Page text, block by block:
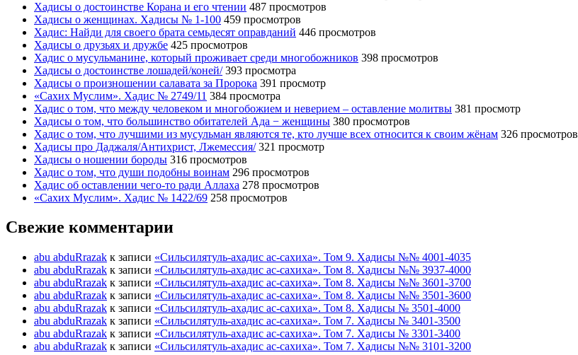
Хадисы о достоинстве Корана и его чтении 487 просмотров
Хадисы о женщинах. Хадисы № 1-100 459 просмотров
Хадис: Найди для своего брата семьдесят оправданий 446 просмотров
Хадисы о друзьях и дружбе 425 просмотров
Хадис о мусульманине, который проживает среди многобожников 398 просмотров
Хадисы о достоинстве лошадей/коней/ 393 просмотра
Хадисы о произношении салавата за Пророка 391 просмотр
«Сахих Муслим». Хадис № 2749/11 384 просмотра
Хадис о том, что между человеком и многобожием и неверием – оставление молитвы 381 просмотр
Хадисы о том, что большинство обитателей Ада − женщины 380 просмотров
Хадис о том, что лучшими из мусульман являются те, кто лучше всех относится к своим жёнам 326 просмотров
Хадисы про Даджаля/Антихрист, Лжемессия/ 321 просмотр
Хадисы о ношении бороды 316 просмотров
Хадис о том, что души подобны воинам 296 просмотров
Хадис об оставлении чего-то ради Аллаха 278 просмотров
«Сахих Муслим». Хадис № 1422/69 258 просмотров
Свежие комментарии
abu abduRrazak к записи «Сильсилятуль-ахадис ас-сахиха». Том 9. Хадисы №№ 4001-4035
abu abduRrazak к записи «Сильсилятуль-ахадис ас-сахиха». Том 8. Хадисы №№ 3937-4000
abu abduRrazak к записи «Сильсилятуль-ахадис ас-сахиха». Том 8. Хадисы №№ 3601-3700
abu abduRrazak к записи «Сильсилятуль-ахадис ас-сахиха». Том 8. Хадисы №№ 3501-3600
abu abduRrazak к записи «Сильсилятуль-ахадис ас-сахиха». Том 8. Хадисы № 3501-4000
abu abduRrazak к записи «Сильсилятуль-ахадис ас-сахиха». Том 7. Хадисы № 3401-3500
abu abduRrazak к записи «Сильсилятуль-ахадис ас-сахиха». Том 7. Хадисы № 3301-3400
abu abduRrazak к записи «Сильсилятуль-ахадис ас-сахиха». Том 7. Хадисы №№ 3101-3200